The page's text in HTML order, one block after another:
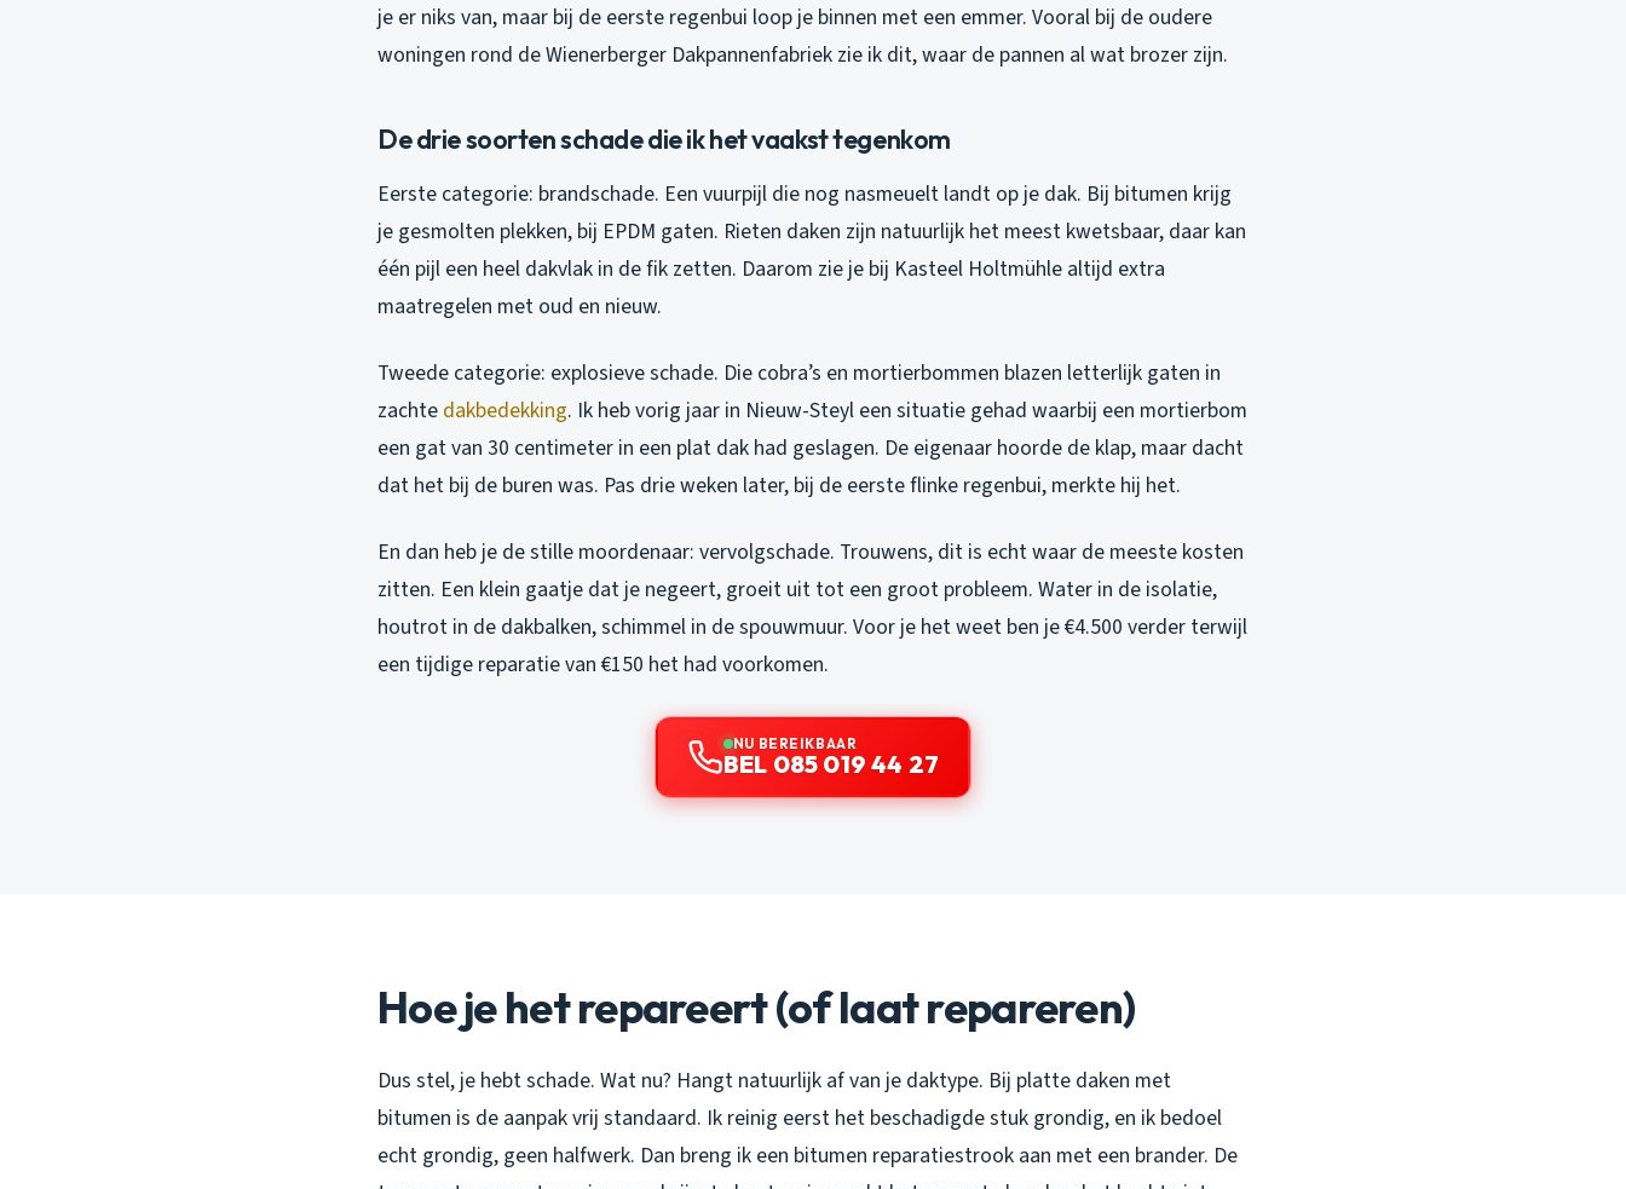
je er niks van, maar bij de eerste regenbui loop je binnen met een emmer. Vooral bij de oudere
woningen rond de Wienerberger Dakpannenfabriek zie ik dit, waar de pannen al wat brozer zijn.
De drie soorten schade die ik het vaakst tegenkom
Eerste categorie: brandschade. Een vuurpijl die nog nasmeuelt landt op je dak. Bij bitumen krijg
je gesmolten plekken, bij EPDM gaten. Rieten daken zijn natuurlijk het meest kwetsbaar, daar kan
één pijl een heel dakvlak in de fik zetten. Daarom zie je bij Kasteel Holtmühle altijd extra
maatregelen met oud en nieuw.
Tweede categorie: explosieve schade. Die cobra’s en mortierbommen blazen letterlijk gaten in
zachte dakbedekking. Ik heb vorig jaar in Nieuw-Steyl een situatie gehad waarbij een mortierbom
een gat van 30 centimeter in een plat dak had geslagen. De eigenaar hoorde de klap, maar dacht
dat het bij de buren was. Pas drie weken later, bij de eerste flinke regenbui, merkte hij het.
En dan heb je de stille moordenaar: vervolgschade. Trouwens, dit is echt waar de meeste kosten
zitten. Een klein gaatje dat je negeert, groeit uit tot een groot probleem. Water in de isolatie,
houtrot in de dakbalken, schimmel in de spouwmuur. Voor je het weet ben je €4.500 verder terwijl
een tijdige reparatie van €150 het had voorkomen.
NU BEREIKBAAR
BEL 085 019 44 27
Hoe je het repareert (of laat repareren)
Dus stel, je hebt schade. Wat nu? Hangt natuurlijk af van je daktype. Bij platte daken met
bitumen is de aanpak vrij standaard. Ik reinig eerst het beschadigde stuk grondig, en ik bedoel
echt grondig, geen halfwerk. Dan breng ik een bitumen reparatiestrook aan met een brander. De